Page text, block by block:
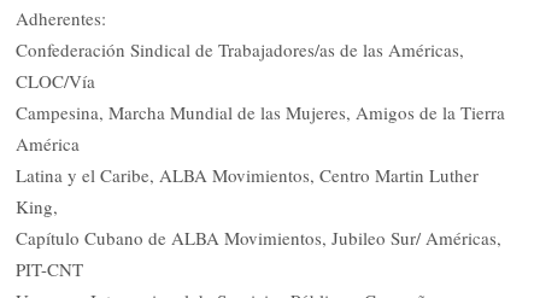
Adherentes:
Confederación Sindical de Trabajadores/as de las Américas,
CLOC/Vía
Campesina, Marcha Mundial de las Mujeres, Amigos de la Tierra
América
Latina y el Caribe, ALBA Movimientos, Centro Martin Luther
King,
Capítulo Cubano de ALBA Movimientos, Jubileo Sur/ Américas,
PIT-CNT